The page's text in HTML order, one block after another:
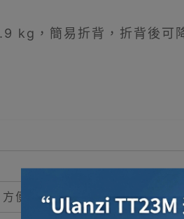
kg，簡易折背，折背後可
便輪椅放入車尾箱